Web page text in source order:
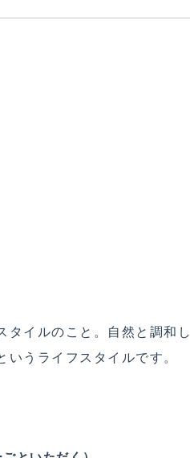
タイルのこと。自然と調和し
うライフスタイルです。